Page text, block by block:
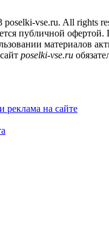
poselki-vse.ru. All rights
публичной
материалов
poselki-vse.ru​
реклама на сайте